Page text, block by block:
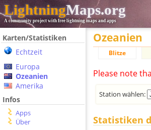
LightningMaps.org
A community project with free lightning maps and apps
Karten/Statistiken
Echtzeit
Europa
Ozeanien
Amerika
Infos
Apps
Über
Ozeanien
Blitze
Please note
Station wählen:
Statistiken